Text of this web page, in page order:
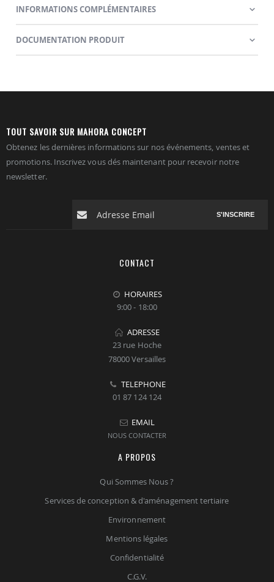
INFORMATIONS COMPLÉMENTAIRES
DOCUMENTATION PRODUIT
TOUT SAVOIR SUR MAHORA CONCEPT
Obtenez les dernières informations sur nos événements, ventes et
promotions. Inscrivez vous dés maintenant pour recevoir notre
newsletter.
S'INSCRIRE
CONTACT
HORAIRES
9:00 - 18:00
ADRESSE
23 rue Hoche
78000 Versailles
TELEPHONE
01 87 124 124
EMAIL
NOUS CONTACTER
A PROPOS
Qui Sommes Nous ?
Services de conception & d'aménagement tertiaire
Environnement
Mentions légales
Confidentialité
C.G.V.